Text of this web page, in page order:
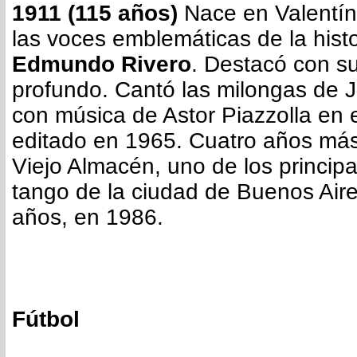
1911 (115 años) Nace en
las voces emblemáticas de la
Edmundo Rivero. Destacó con
profundo. Cantó las milongas de
con música de Astor Piazzolla en
editado en 1965. Cuatro años
Viejo Almacén, uno de los
tango de la ciudad de Buenos
años, en 1986.
Fútbol